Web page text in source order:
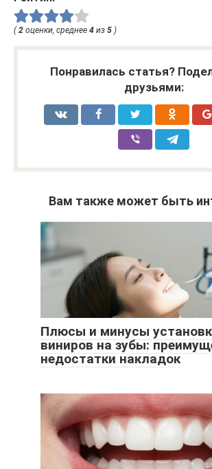
( 2 оценки, среднее 4 из 5 )
Понравилась статья?
друзьями:
Вам также может быть
Плюсы и минусы
виниров на зубы:
недостатки накладок